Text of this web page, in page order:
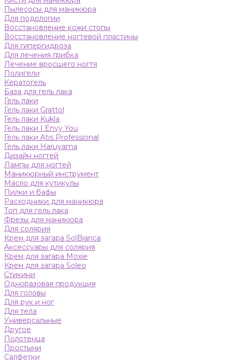
Пылесосы для маникюра
Для подологии
Восстановление кожи стопы
Восстановление ногтевой пластины
Для гипергидроза
Для лечения грибка
Лечение вросшего ногтя
Полигели
Кератогель
База для гель лака
Гель лаки
Гель лаки Grattol
Гель лаки Kukla
Гель лаки I Envy You
Гель лаки Atis Professional
Гель лаки Haruyama
Дизайн ногтей
Лампы для ногтей
Маникюрный инструмент
Масло для кутикулы
Пилки и бафы
Расходники для маникюра
Топ для гель лака
Фрезы для маникюра
Для солярия
Крем для загара SolBianca
Аксессуары для солярия
Крем для загара Moxie
Крем для загара Soleo
Стикини
Одноразовая продукция
Для головы
Для рук и ног
Для тела
Универсальные
Другое
Полотенца
Простыни
Салфетки